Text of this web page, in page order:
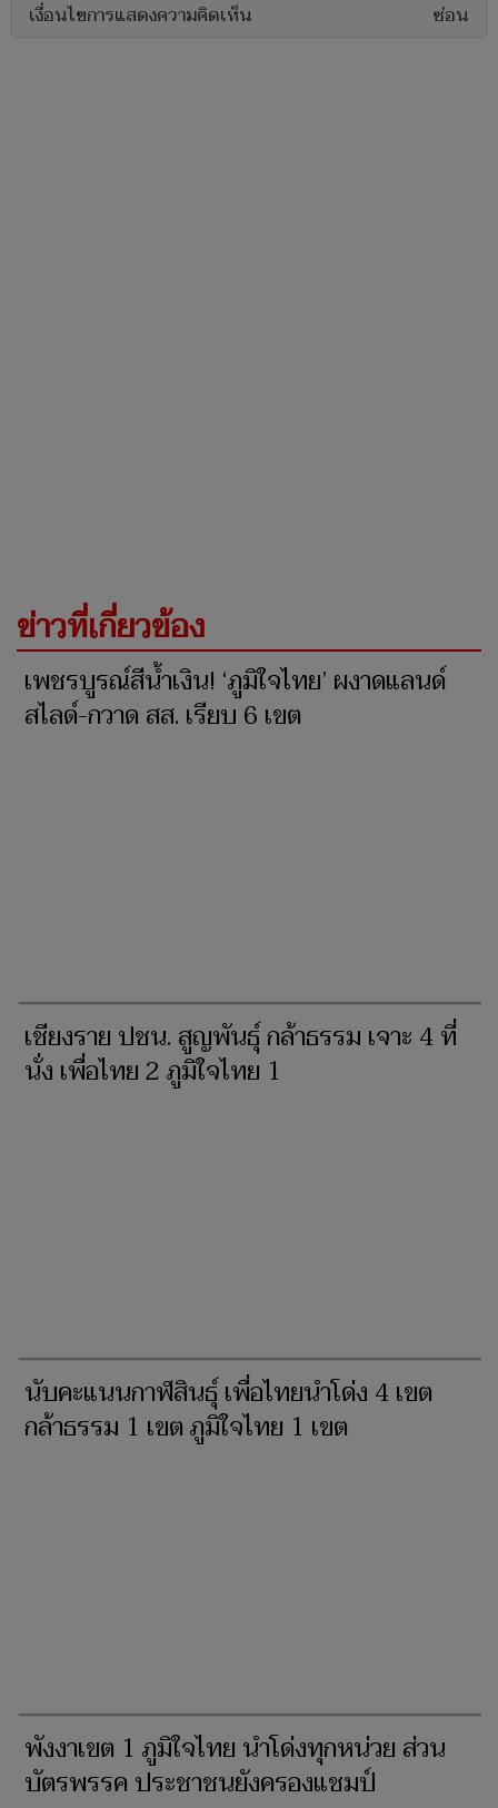
เงื่อนไขการแสดงความคิดเห็น ซ่อน
ข่าวที่เกี่ยวข้อง
เพชรบูรณ์สีน้ำเงิน! ‘ภูมิใจไทย’ ผงาดแลนด์
สไลด์-กวาด สส. เรียบ 6 เขต
เชียงราย ปชน. สูญพันธุ์ กล้าธรรม เจาะ 4 ที่
นั่ง เพื่อไทย 2 ภูมิใจไทย 1
นับคะแนนกาฬสินธุ์ เพื่อไทยนำโด่ง 4 เขต
กล้าธรรม 1 เขต ภูมิใจไทย 1 เขต
พังงาเขต 1 ภูมิใจไทย นำโด่งทุกหน่วย ส่วน
บัตรพรรค ประชาชนยังครองแชมป์